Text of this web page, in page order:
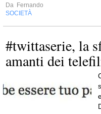
Da Fernando
SOCIETÀ
#twittaserie, la
amanti dei